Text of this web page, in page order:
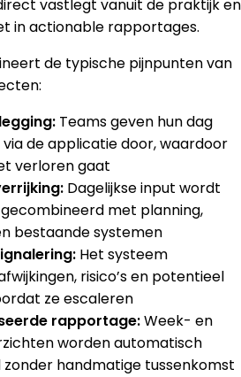
vastlegt vanuit de praktijk en
in actionable rapportages.
de typische pijnpunten van
Teams geven hun dag
de applicatie door, waardoor
verloren gaat
Dagelijkse input wordt
met planning,
bestaande systemen
Het systeem
risico’s en potentieel
ze escaleren
rapportage:Week- en
worden automatisch
handmatige tussenkomst